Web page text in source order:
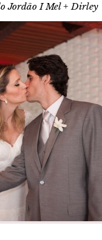
Jordão I Mel + Dirley